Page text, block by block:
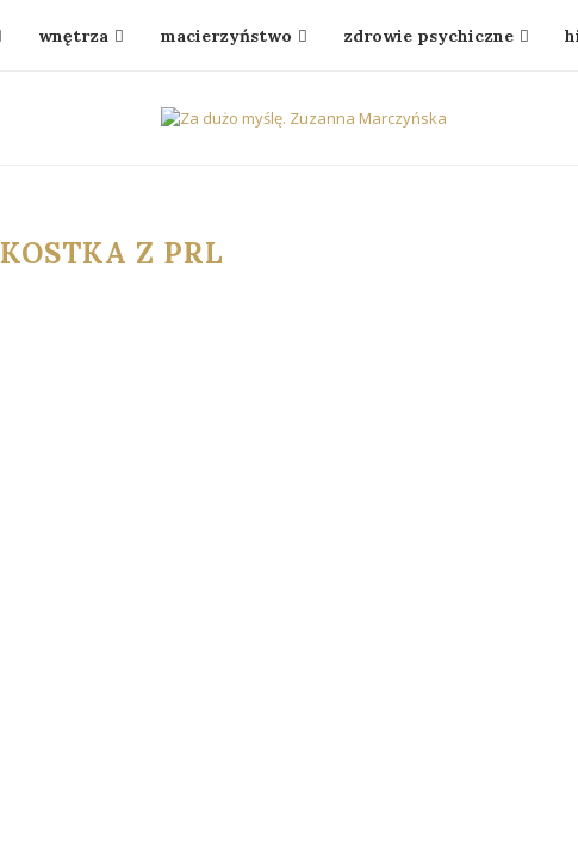
wnętrza macierzyństwo zdrowie psychiczne
KOSTKA Z PRL